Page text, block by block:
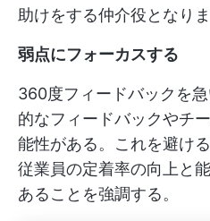
助けをする仲介役となりま
弱点にフォーカスする
360度フィードバックを
的なフィードバックやチ
能性がある。これを避け
従業員の定着率の向上と
あることを強調する。